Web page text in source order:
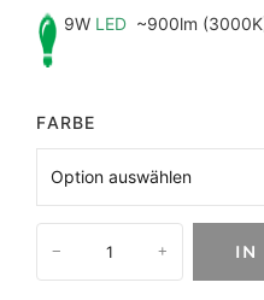
9W LED ~900lm
FARBE
− + IN